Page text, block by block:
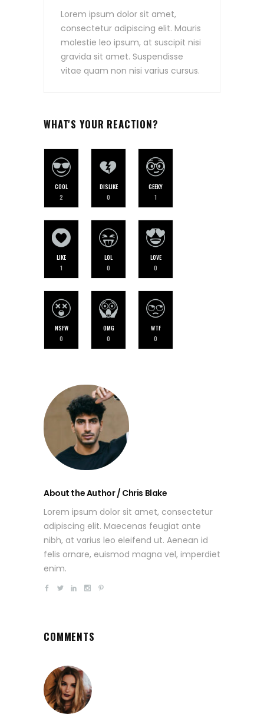
Lorem ipsum dolor sit amet,
consectetur adipiscing elit. Mauris
molestie leo ipsum, at suscipit nisi
gravida sit amet. Suspendisse
vitae quam non nisi varius cursus.
WHAT'S YOUR REACTION?
COOL
2
DISLIKE
0
GEEKY
1
LIKE
1
LOL
0
LOVE
0
NSFW
0
OMG
0
WTF
0
About the Author / Chris Blake
Lorem ipsum dolor sit amet, consectetur
adipiscing elit. Maecenas feugiat ante
nibh, at varius leo eleifend ut. Aenean id
felis ornare, euismod magna vel, imperdiet
enim.
COMMENTS